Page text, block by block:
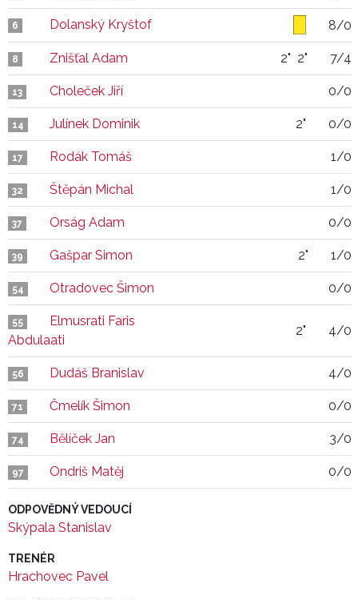
6 Dolanský Kryštof 8/0
8 Znišťal Adam 2" 2" 7/4
13 Choleček Jiří 0/0
14 Julínek Dominik 2" 0/0
17 Rodák Tomáš 1/0
32 Štěpán Michal 1/0
37 Orság Adam 0/0
39 Gašpar Simon 2" 1/0
54 Otradovec Šimon 0/0
55
Elmusrati Faris
Abdulaati
2" 4/0
56 Dudáš Branislav 4/0
71 Čmelík Šimon 0/0
74 Bělíček Jan 3/0
97 Ondriš Matěj 0/0
ODPOVĚDNÝ VEDOUCÍ
Skýpala Stanislav
TRENÉR
Hrachovec Pavel